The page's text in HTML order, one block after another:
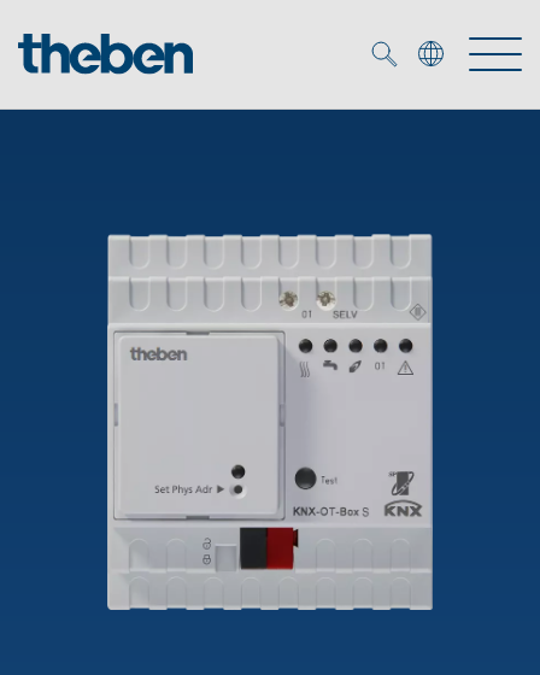
KNX
Smart Home
DALI
Läsnäolo- ja liiketunnistimet
LED valaisin
OEM ratkaisuja
Ratkaisuja
Liike- ja läsnäolotunnistimet
DALI-2 valaistuksen ohjaus
Älyohjausjärjestelmä LUXORliving
Mediakirjasto
Tuoteluettelot ja esitteet
Yhteystiedot